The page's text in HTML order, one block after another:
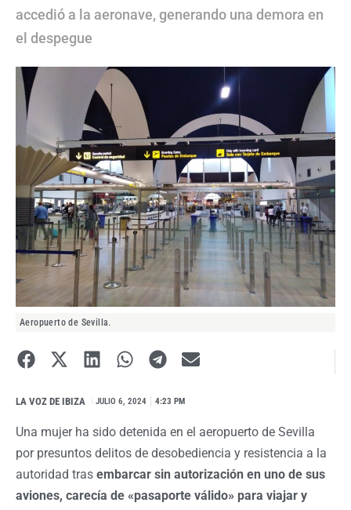
accedió a la aeronave, generando una demora en
el despegue
Aeropuerto de Sevilla.
LA VOZ DE IBIZA JULIO 6, 2024 4:23 PM
Una mujer ha sido detenida en el aeropuerto de Sevilla
por presuntos delitos de desobediencia y resistencia a la
autoridad tras embarcar sin autorización en uno de sus
aviones, carecía de «pasaporte válido» para viajar y